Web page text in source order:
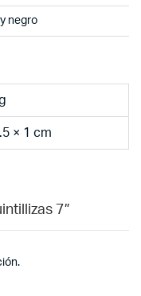
negro
× 1 cm
7”